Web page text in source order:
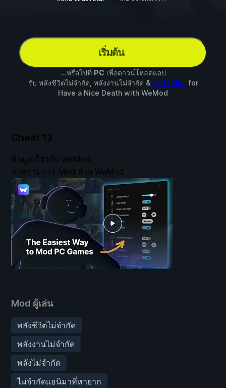
เริ่มต้น
...หรือไปที่ PC เพื่อดาวน์โหลดแอป
รับ พลังชีวิตไม่จำกัด, พลังงานไม่จำกัด & อีก 11 Mod for
Have a Nice Death with WeMod
Cheat 13
Mod ผู้เล่น
พลังชีวิตไม่จำกัด
พลังงานไม่จำกัด
พลังไม่จำกัด
ไม่จำกัดแอนิมาที่หายาก
ข้อมูลเกี่ยวกับ WeMod
ภาพรวมการ Mod ด้วย WeMod